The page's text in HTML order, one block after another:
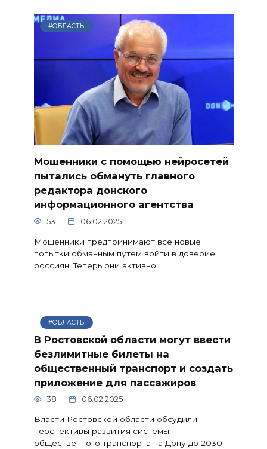
#ОБЛАСТЬ
Мошенники с помощью нейросетей
пытались обмануть главного
редактора донского
информационного агентства
53 06.02.2025
Мошенники предпринимают все новые
попытки обманным путем войти в доверие
россиян. Теперь они активно
#ОБЛАСТЬ
В Ростовской области могут ввести
безлимитные билеты на
общественный транспорт и создать
приложение для пассажиров
38 06.02.2025
Власти Ростовской области обсудили
перспективы развития системы
общественного транспорта на Дону до 2030